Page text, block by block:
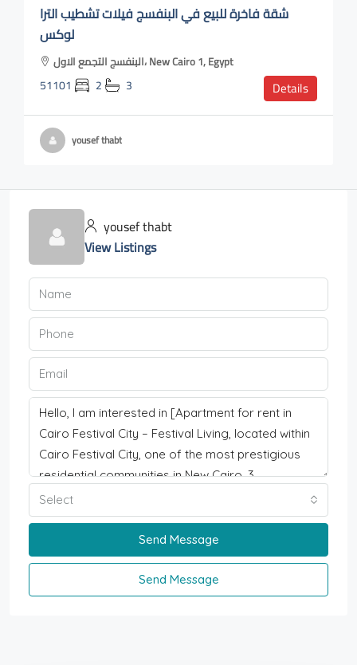
شقة فاخرة للبيع في البنفسج فيلات تشطيب الترا
لوكس
البنفسج التجمع الاول، New Cairo 1, Egypt
51101 2 3 Details
yousef thabt
yousef thabt
View Listings
Select
Send Message
Send Message